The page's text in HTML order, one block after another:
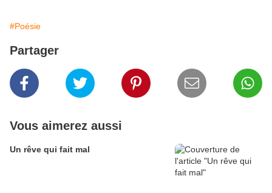
#Poésie
Partager
Vous aimerez aussi
Un rêve qui fait mal